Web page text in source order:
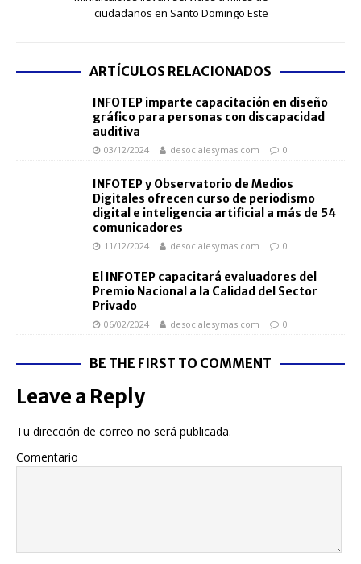
ciudadanos en Santo Domingo Este
ARTÍCULOS RELACIONADOS
INFOTEP imparte capacitación en diseño
gráfico para personas con discapacidad
auditiva
03/12/2024 desocialesymas.com 0
INFOTEP y Observatorio de Medios
Digitales ofrecen curso de periodismo
digital e inteligencia artificial a más de 54
comunicadores
11/12/2024 desocialesymas.com 0
El INFOTEP capacitará evaluadores del
Premio Nacional a la Calidad del Sector
Privado
06/02/2024 desocialesymas.com 0
BE THE FIRST TO COMMENT
Leave a Reply
Tu dirección de correo no será publicada.
Comentario